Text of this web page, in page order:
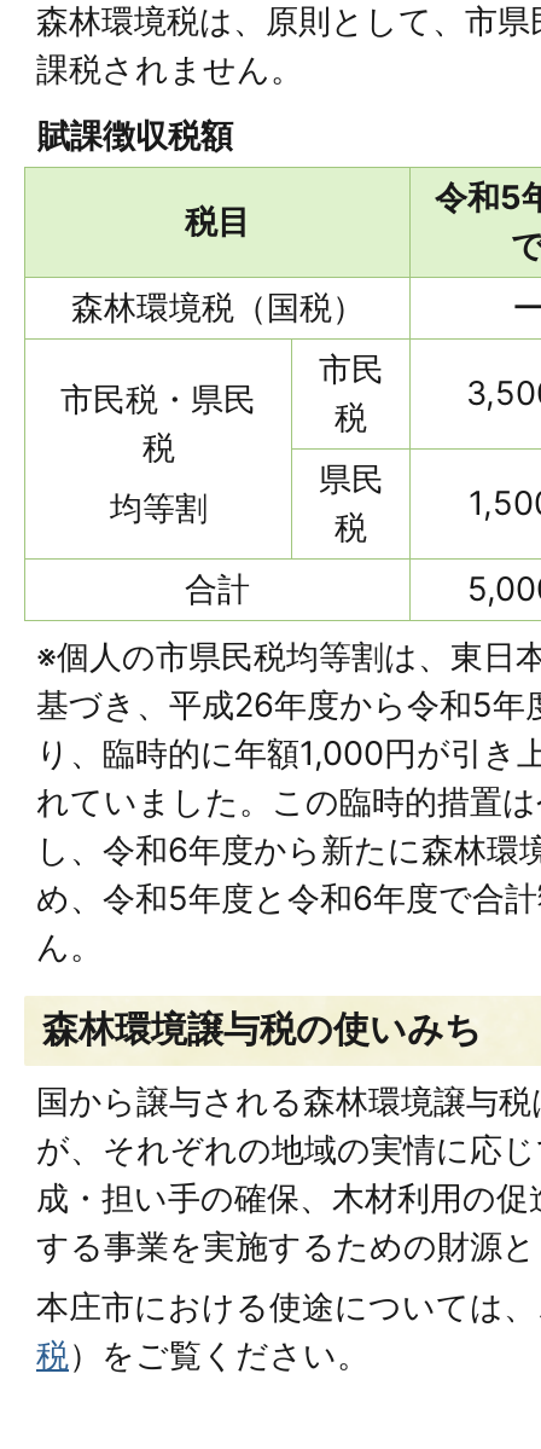
森林環境税は、原則として、市
課税されません。
賦課徴収税額
税目
令和5
森林環境税（国税）
市民税・県民
税
均等割
市民
税
県民
税
合計
※個人の市県民税均等割は、東日
基づき、平成26年度から令和5年
り、臨時的に年額1,000円が引き
れていました。この臨時的措置
し、令和6年度から新たに森林環
め、令和5年度と令和6年度で合
ん。
森林環境譲与税の使いみち
国から譲与される森林環境譲与
が、それぞれの地域の実情に応
成・担い手の確保、木材利用の
する事業を実施するための財源
本庄市における使途については
税）をご覧ください。